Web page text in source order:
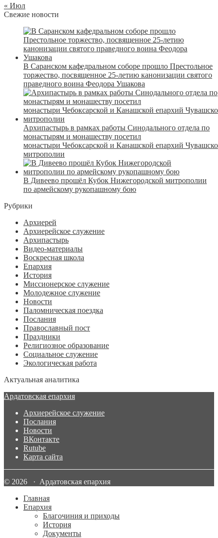
« Июл
Свежие новости
В Саранском кафедральном соборе прошло Престольное
торжество, посвященное 25-летию канонизации святого
праведного воина Феодора Ушакова
Архипастырь в рамках работы Синодального отдела по
монастырям и монашеству посетил
монастыри Чебоксарской и Канашской епархий
митрополии
В Дивеево прошёл Кубок Нижегородской митрополии
по армейскому рукопашному бою
Рубрики
Архиерей
Архиерейское служение
Архипастырь
Видео-материалы
Воскресная школа
Епархия
История
Миссионерское служение
Молодежное служение
Новости
Паломническая поездка
Послания
Православный пост
Праздники
Религиозное образование
Социальное служение
Экологическая работа
Актуальная аналитика
Ардатовская епархия
Архиерейское служение
Послания
Новости
ВКонтакте
Rutube
Карта сайта
© 2026 · Ардатовская епархия
Главная
Епархия
Благочиния и приходы
История
Документы